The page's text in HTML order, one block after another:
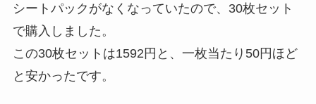
シートパックがなくなっていたので、30枚セット
で購入しました。
この30枚セットは1592円と、一枚当たり50円ほど
と安かったです。